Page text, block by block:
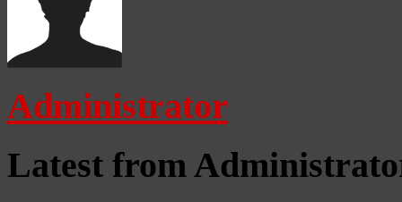
Administrator
Latest from